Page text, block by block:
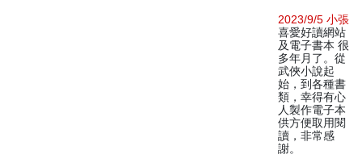
2023/9/5 小張
喜愛好讀網站
及電子書本 很
多年月了。從
武俠小說起
始，到各種書
類，幸得有心
人製作電子本
供方便取用閱
讀，非常感
謝。